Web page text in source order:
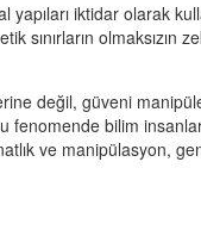
yapıları iktidar olarak
sınırların olmaksızın
değil, güveni
fenomende bilim
ve manipülasyon,